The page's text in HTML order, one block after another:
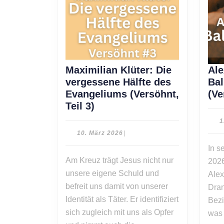
Maximilian Klüter: Die
vergessene Hälfte des
Evangeliums (Versöhnt,
Teil 3)
Die
des
Evangeliums
(Versöhnt,
Teil
3)
10. März 2026 10.
Am Kreuz trägt Jesus nicht nur
unsere eigene Schuld und
befreit uns damit von unserer
Identität als Täter. Er identifiziert
sich zugleich mit uns als Opfer
In
was